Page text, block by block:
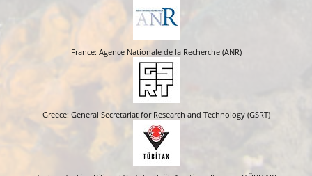
France: Agence Nationale de la Recherche (ANR)
Greece: General Secretariat for Research and Technology (GSRT)